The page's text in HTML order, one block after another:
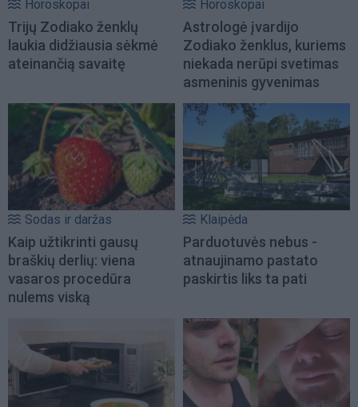
Horoskopai
Trijų Zodiako ženklų
laukia didžiausia sėkmė
ateinančią savaitę
Horoskopai
Astrologė įvardijo
Zodiako ženklus, kuriems
niekada nerūpi svetimas
asmeninis gyvenimas
Sodas ir daržas
Kaip užtikrinti gausų
braškių derlių: viena
vasaros procedūra
nulems viską
Klaipėda
Parduotuvės nebus -
atnaujinamo pastato
paskirtis liks ta pati